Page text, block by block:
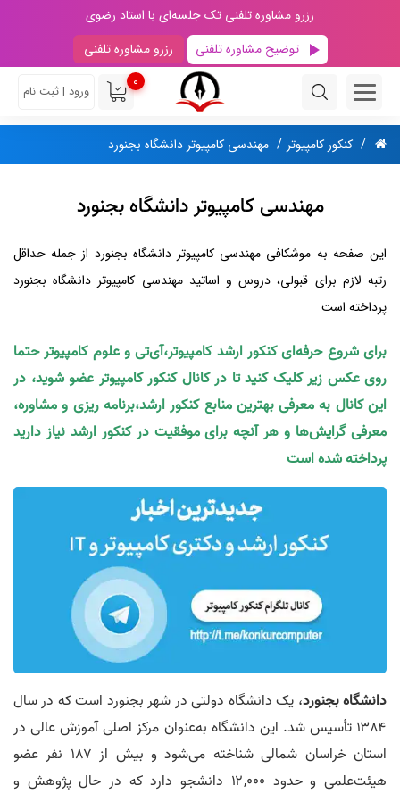
رزرو مشاوره تلفنی تک جلسه‌ای با استاد رضوی
توضیح مشاوره تلفنی
رزرو مشاوره تلفنی
0
ورود | ثبت نام
کنکور کامپیوتر مهندسی کامپیوتر دانشگاه بجنورد
مهندسی کامپیوتر دانشگاه بجنورد
این صفحه به موشکافی مهندسی کامپیوتر دانشگاه بجنورد از جمله حداقل
رتبه لازم برای قبولی، دروس و اساتید مهندسی کامپیوتر دانشگاه بجنورد
پرداخته است
برای شروع حرفه‌ای کنکور ارشد کامپیوتر،آی‌تی و علوم کامپیوتر حتما
روی عکس زیر کلیک کنید تا در کانال کنکور کامپیوتر عضو شوید، در
این کانال به معرفی بهترین منابع کنکور ارشد،برنامه ریزی و مشاوره،
معرفی گرایش‌ها و هر آنچه برای موفقیت در کنکور ارشد نیاز دارید
پرداخته شده است
دانشگاه بجنورد، یک دانشگاه دولتی در شهر بجنورد است که در سال
۱۳۸۴ تأسیس شد. این دانشگاه به‌عنوان مرکز اصلی آموزش عالی در
استان خراسان شمالی شناخته می‌شود و بیش از ۱۸۷ نفر عضو
هیئت‌علمی و حدود ۱۲,۰۰۰ دانشجو دارد که در حال پژوهش و